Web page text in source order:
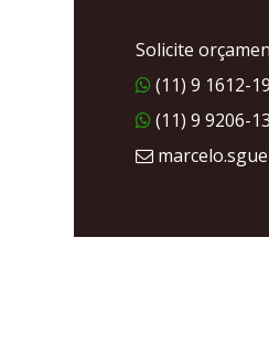
Solicite
(11) 9 1612-
(11) 9 9206-